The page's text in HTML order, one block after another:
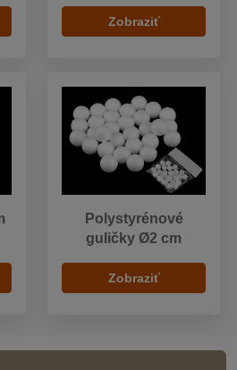
Zobraziť
Polystyrénové
guličky Ø2 cm
Zobraziť